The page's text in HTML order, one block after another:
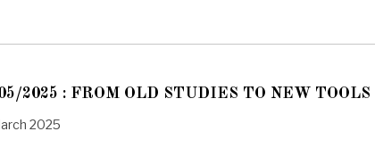
2025 : FROM OLD STUDIES TO NEW TOOLS
2025